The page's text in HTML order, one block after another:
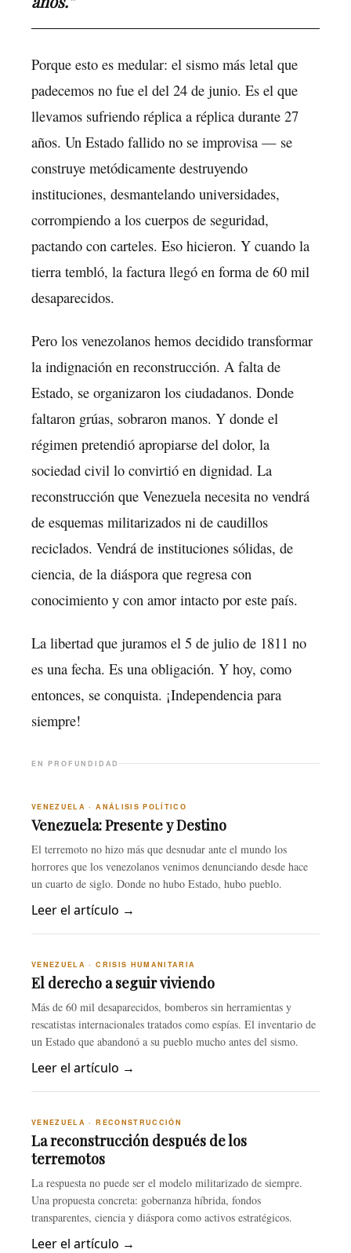
Porque esto es medular: el sismo más letal que
padecemos no fue el del 24 de junio. Es el que
llevamos sufriendo réplica a réplica durante 27
años. Un Estado fallido no se improvisa — se
construye metódicamente destruyendo
instituciones, desmantelando universidades,
corrompiendo a los cuerpos de seguridad,
pactando con carteles. Eso hicieron. Y cuando la
tierra tembló, la factura llegó en forma de 60 mil
desaparecidos.
Pero los venezolanos hemos decidido transformar
la indignación en reconstrucción. A falta de
Estado, se organizaron los ciudadanos. Donde
faltaron grúas, sobraron manos. Y donde el
régimen pretendió apropiarse del dolor, la
sociedad civil lo convirtió en dignidad. La
reconstrucción que Venezuela necesita no vendrá
de esquemas militarizados ni de caudillos
reciclados. Vendrá de instituciones sólidas, de
ciencia, de la diáspora que regresa con
conocimiento y con amor intacto por este país.
La libertad que juramos el 5 de julio de 1811 no
es una fecha. Es una obligación. Y hoy, como
entonces, se conquista. ¡Independencia para
siempre!
EN PROFUNDIDAD
VENEZUELA · ANÁLISIS POLÍTICO
Venezuela: Presente y Destino
El terremoto no hizo más que desnudar ante el mundo los
horrores que los venezolanos venimos denunciando desde hace
un cuarto de siglo. Donde no hubo Estado, hubo pueblo.
Leer el artículo →
VENEZUELA · CRISIS HUMANITARIA
El derecho a seguir viviendo
Más de 60 mil desaparecidos, bomberos sin herramientas y
rescatistas internacionales tratados como espías. El inventario de
un Estado que abandonó a su pueblo mucho antes del sismo.
Leer el artículo →
VENEZUELA · RECONSTRUCCIÓN
La reconstrucción después de los
terremotos
La respuesta no puede ser el modelo militarizado de siempre.
Una propuesta concreta: gobernanza híbrida, fondos
transparentes, ciencia y diáspora como activos estratégicos.
Leer el artículo →